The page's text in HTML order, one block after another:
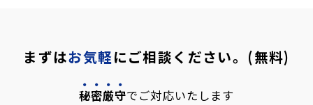
まずはお気軽にご相談ください。(無料)
秘密厳守でご対応いたします